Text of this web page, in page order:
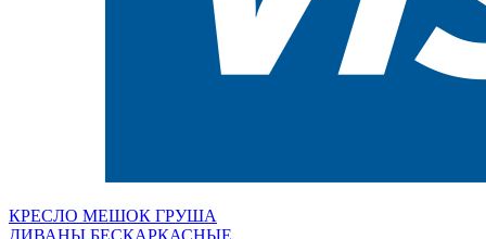
КРЕСЛО МЕШОК ГРУША
ДИВАНЫ БЕСКАРКАСНЫЕ